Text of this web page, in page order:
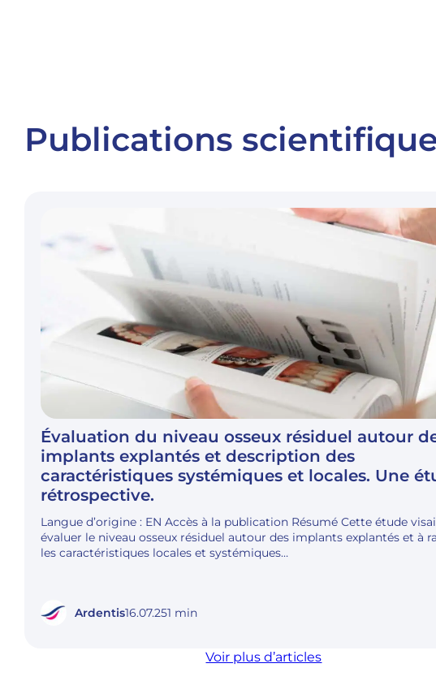
Publications
Évaluation du niveau osseux résiduel autour
implants explantés et description des
caractéristiques systémiques et locales. Une
rétrospective.
Langue d’origine : EN Accès à la publication Résumé Cette étude
évaluer le niveau osseux résiduel autour des implants explantés et à
les caractéristiques locales et systémiques…
Ardentis16.07.251 min
Voir plus d’articles